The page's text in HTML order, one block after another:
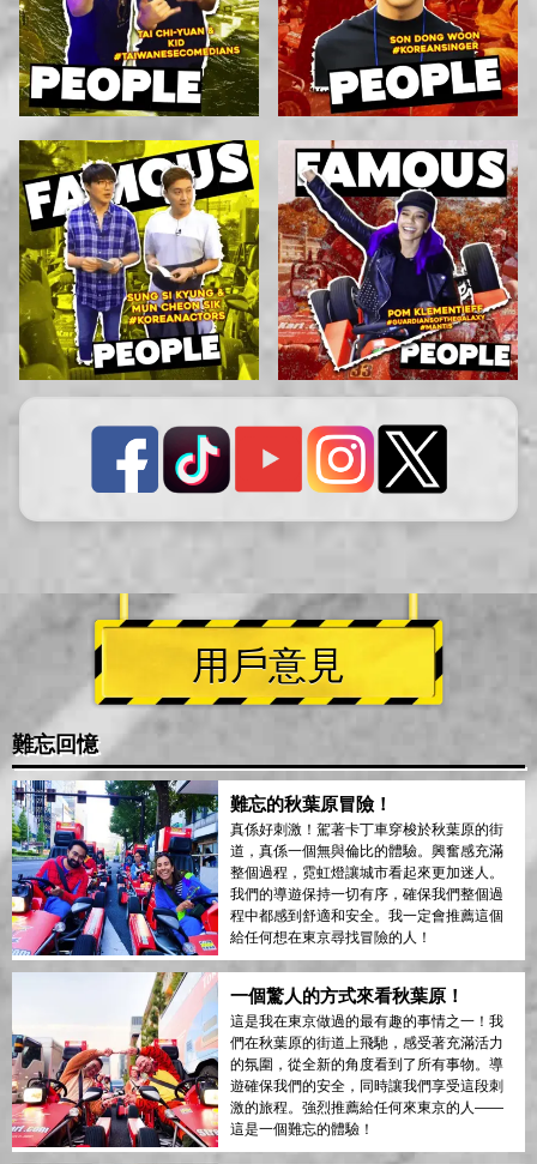
用戶意見
難忘回憶
難忘的秋葉原冒險！
真係好刺激！駕著卡丁車穿梭於秋葉原的街
道，真係一個無與倫比的體驗。興奮感充滿
整個過程，霓虹燈讓城市看起來更加迷人。
我們的導遊保持一切有序，確保我們整個過
程中都感到舒適和安全。我一定會推薦這個
給任何想在東京尋找冒險的人！
一個驚人的方式來看秋葉原！
這是我在東京做過的最有趣的事情之一！我
們在秋葉原的街道上飛馳，感受著充滿活力
的氛圍，從全新的角度看到了所有事物。導
遊確保我們的安全，同時讓我們享受這段刺
激的旅程。強烈推薦給任何來東京的人——
這是一個難忘的體驗！